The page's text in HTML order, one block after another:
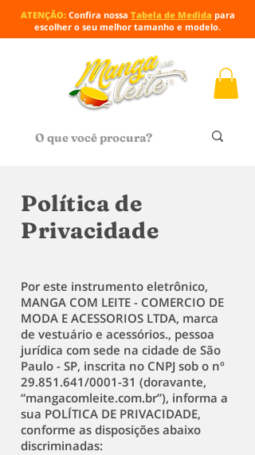
ATENÇÃO: Confira nossa Tabela de Medida para
escolher o seu melhor tamanho e modelo.
Política de
Privacidade
Por este instrumento eletrônico,
MANGA COM LEITE - COMERCIO DE
MODA E ACESSORIOS LTDA, marca
de vestuário e acessórios., pessoa
jurídica com sede na cidade de São
Paulo - SP, inscrita no CNPJ sob o nº
29.851.641/0001-31 (doravante,
“mangacomleite.com.br”), informa a
sua POLÍTICA DE PRIVACIDADE,
conforme as disposições abaixo
discriminadas: